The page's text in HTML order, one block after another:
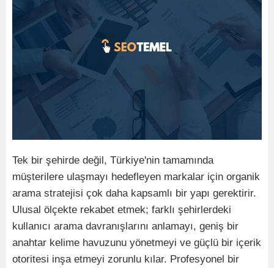
Tek bir şehirde değil, Türkiye'nin tamamında
müşterilere ulaşmayı hedefleyen markalar için organik
arama stratejisi çok daha kapsamlı bir yapı gerektirir.
Ulusal ölçekte rekabet etmek; farklı şehirlerdeki
kullanıcı arama davranışlarını anlamayı, geniş bir
anahtar kelime havuzunu yönetmeyi ve güçlü bir içerik
otoritesi inşa etmeyi zorunlu kılar. Profesyonel bir